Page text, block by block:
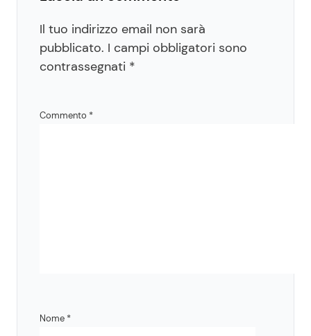
Il tuo indirizzo email non sarà
pubblicato. I campi obbligatori sono
contrassegnati *
Commento *
Nome *